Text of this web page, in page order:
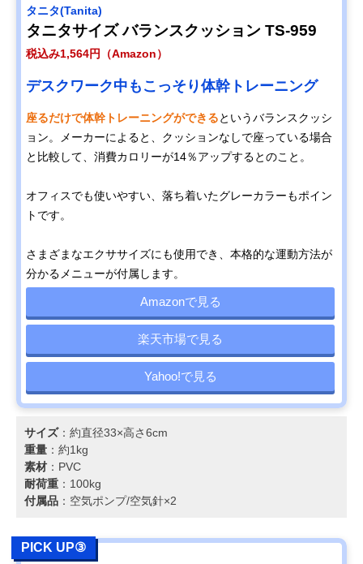
タニタ(Tanita)
タニタサイズ バランスクッション TS-959
税込み1,564円（Amazon）
デスクワーク中もこっそり体幹トレーニング
座るだけで体幹トレーニングができるというバランスクッシ
ョン。メーカーによると、クッションなしで座っている場合
と比較して、消費カロリーが14％アップするとのこと。
オフィスでも使いやすい、落ち着いたグレーカラーもポイン
トです。
さまざまなエクササイズにも使用でき、本格的な運動方法が
分かるメニューが付属します。
Amazonで見る
楽天市場で見る
Yahoo!で見る
サイズ：約直径33×高さ6cm
重量 ：約1kg
素材 ：PVC
耐荷重 ：100kg
付属品 ：空気ポンプ/空気針×2
PICK UP③